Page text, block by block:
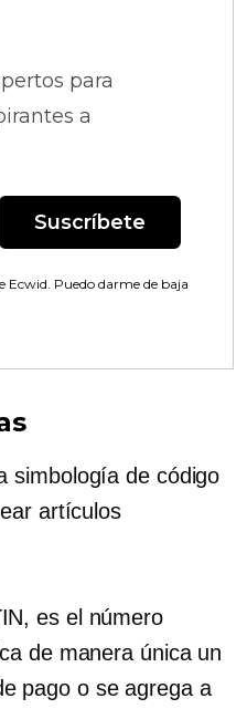
para
a
Suscríbete
Puedo darme de baja
simbología de código
artículos
es el número
de manera única un
pago o se agrega a